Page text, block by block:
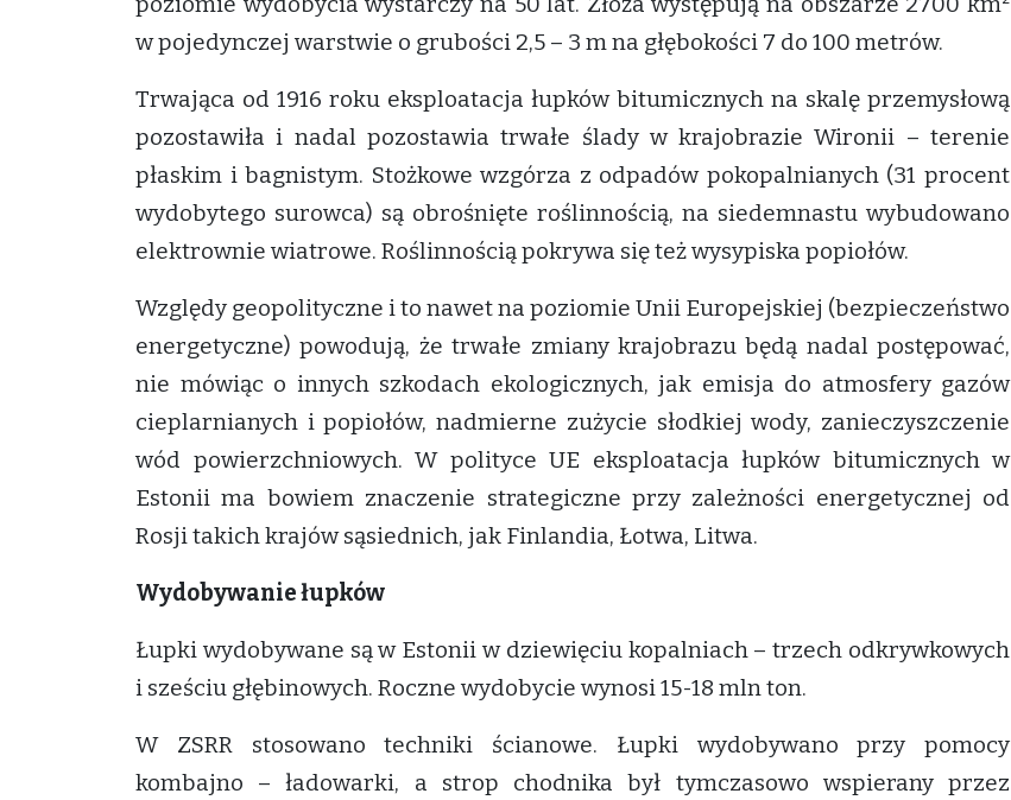
w pojedynczej warstwie o grubości 2,5 – 3 m na głębokości 7 do 100 metrów.
Trwająca od 1916 roku eksploatacja łupków bitumicznych na skalę przemysłową
pozostawiła i nadal pozostawia trwałe ślady w krajobrazie Wironii – terenie
płaskim i bagnistym. Stożkowe wzgórza z odpadów pokopalnianych (31 procent
wydobytego surowca) są obrośnięte roślinnością, na siedemnastu wybudowano
elektrownie wiatrowe. Roślinnością pokrywa się też wysypiska popiołów.
Względy geopolityczne i to nawet na poziomie Unii Europejskiej (bezpieczeństwo
energetyczne) powodują, że trwałe zmiany krajobrazu będą nadal postępować,
nie mówiąc o innych szkodach ekologicznych, jak emisja do atmosfery gazów
cieplarnianych i popiołów, nadmierne zużycie słodkiej wody, zanieczyszczenie
wód powierzchniowych. W polityce UE eksploatacja łupków bitumicznych w
Estonii ma bowiem znaczenie strategiczne przy zależności energetycznej od
Rosji takich krajów sąsiednich, jak Finlandia, Łotwa, Litwa.
Wydobywanie łupków
Łupki wydobywane są w Estonii w dziewięciu kopalniach – trzech odkrywkowych
i sześciu głębinowych. Roczne wydobycie wynosi 15-18 mln ton.
W ZSRR stosowano techniki ścianowe. Łupki wydobywano przy pomocy
kombajno – ładowarki, a strop chodnika był tymczasowo wspierany przez